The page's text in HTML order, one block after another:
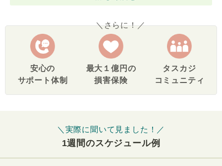
＼さらに！／
安心の
サポート体制
最大１億円の
損害保険
タスカジ
コミュニティ
＼実際に聞いて見ました！／
1週間のスケジュール例